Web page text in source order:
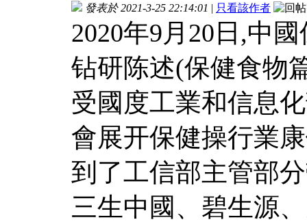
發表於 2021-3-25 22:14:01 | 只看該作者
2020年9月20日,中
钻研陈述(保健食物
受國度工業和信息
會展开保健操行業
到了工信部主管部
三生中國、碧生源